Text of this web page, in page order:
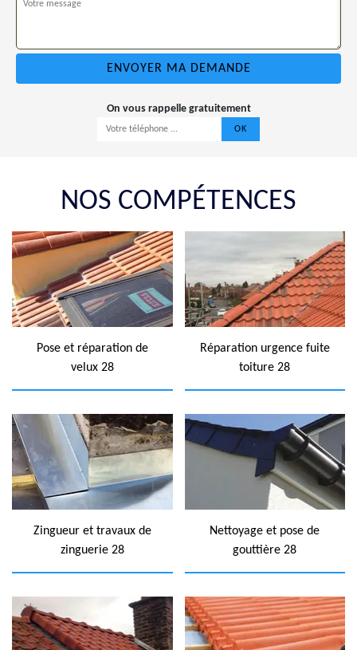
On vous rappelle gratuitement
NOS COMPÉTENCES
Pose et réparation de
velux 28
Réparation urgence fuite
toiture 28
Zingueur et travaux de
zinguerie 28
Nettoyage et pose de
gouttière 28